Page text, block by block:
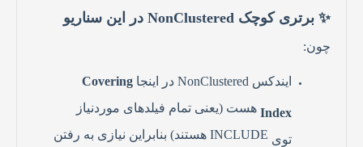
✨ برتری کوچک NonClustered در این سناریو
چون:
ایندکس NonClustered در اینجا Covering
Index هست (یعنی تمام فیلدهای موردنیاز
توی INCLUDE هستند) بنابراین نیازی به رفتن